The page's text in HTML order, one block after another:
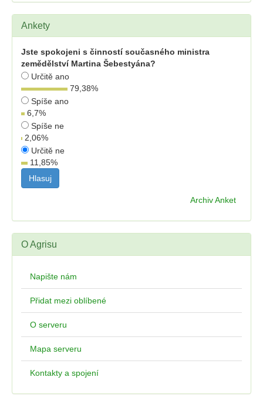
Ankety
Jste spokojeni s činností současného ministra
zemědělství Martina Šebestyána?
Určitě ano
79,38%
Spíše ano
6,7%
Spíše ne
2,06%
Určitě ne
11,85%
Archiv Anket
O Agrisu
Napište nám
Přidat mezi oblíbené
O serveru
Mapa serveru
Kontakty a spojení